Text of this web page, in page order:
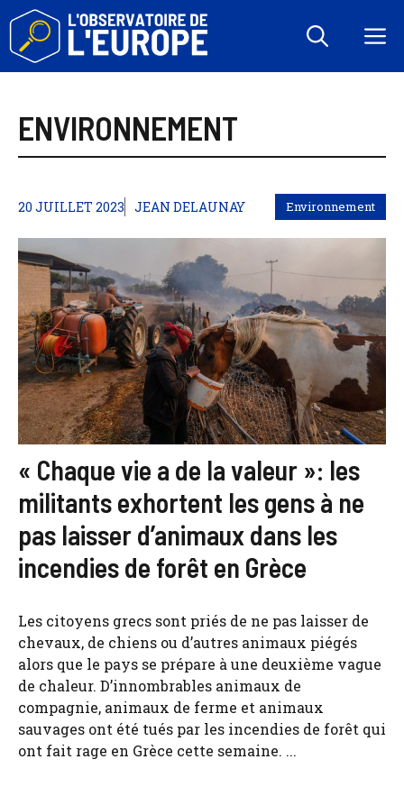
Aller
contenu
ENVIRONNEMENT
20 JUILLET 2023 JEAN DELAUNAY Environnement
« Chaque vie a de la valeur »: les
militants exhortent les gens à ne
pas laisser d’animaux dans les
incendies de forêt en Grèce
Les citoyens grecs sont priés de ne pas laisser de
chevaux, de chiens ou d’autres animaux piégés
alors que le pays se prépare à une deuxième vague
de chaleur. D’innombrables animaux de
compagnie, animaux de ferme et animaux
sauvages ont été tués par les incendies de forêt qui
ont fait rage en Grèce cette semaine. ...